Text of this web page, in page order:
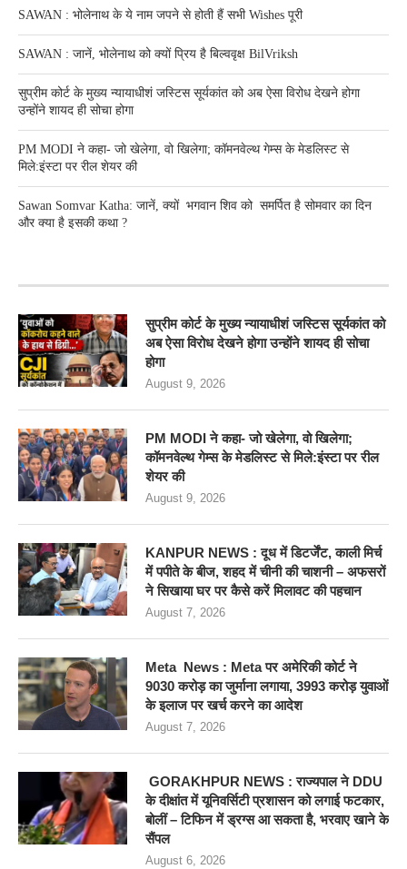
SAWAN : भोलेनाथ के ये नाम जपने से होती हैं सभी Wishes पूरी
SAWAN : जानें, भोलेनाथ को क्यों प्रिय है बिल्ववृक्ष BilVriksh
सुप्रीम कोर्ट के मुख्य न्यायाधीशं जस्टिस सूर्यकांत को अब ऐसा विरोध देखने होगा
उन्होंने शायद ही सोचा होगा
PM MODI ने कहा- जो खेलेगा, वो खिलेगा; कॉमनवेल्थ गेम्स के मेडलिस्ट से
मिले:इंस्टा पर रील शेयर की
Sawan Somvar Katha: जानें, क्यों भगवान शिव को समर्पित है सोमवार का दिन
और क्या है इसकी कथा ?
सुप्रीम कोर्ट के मुख्य न्यायाधीशं जस्टिस सूर्यकांत को
अब ऐसा विरोध देखने होगा उन्होंने शायद ही सोचा
होगा
August 9, 2026
PM MODI ने कहा- जो खेलेगा, वो खिलेगा;
कॉमनवेल्थ गेम्स के मेडलिस्ट से मिले:इंस्टा पर रील
शेयर की
August 9, 2026
KANPUR NEWS : दूध में डिटर्जेंट, काली मिर्च
में पपीते के बीज, शहद में चीनी की चाशनी – अफसरों
ने सिखाया घर पर कैसे करें मिलावट की पहचान
August 7, 2026
Meta News : Meta पर अमेरिकी कोर्ट ने
9030 करोड़ का जुर्माना लगाया, 3993 करोड़ युवाओं
के इलाज पर खर्च करने का आदेश
August 7, 2026
GORAKHPUR NEWS : राज्यपाल ने DDU
के दीक्षांत में यूनिवर्सिटी प्रशासन को लगाई फटकार,
बोलीं – टिफिन में ड्रग्स आ सकता है, भरवाए खाने के
सैंपल
August 6, 2026